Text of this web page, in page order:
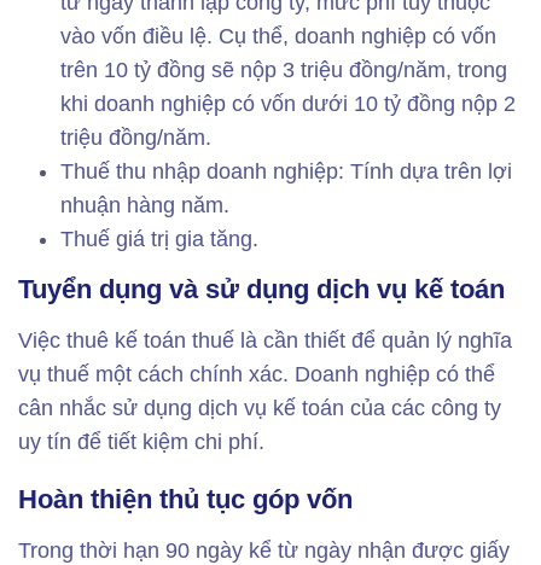
vào vốn điều lệ. Cụ thể, doanh nghiệp có vốn
trên 10 tỷ đồng sẽ nộp 3 triệu đồng/năm, trong
khi doanh nghiệp có vốn dưới 10 tỷ đồng nộp 2
triệu đồng/năm.
Thuế thu nhập doanh nghiệp: Tính dựa trên lợi
nhuận hàng năm.
Thuế giá trị gia tăng.
Tuyển dụng và sử dụng dịch vụ kế toán
Việc thuê kế toán thuế là cần thiết để quản lý nghĩa
vụ thuế một cách chính xác. Doanh nghiệp có thể
cân nhắc sử dụng dịch vụ kế toán của các công ty
uy tín để tiết kiệm chi phí.
Hoàn thiện thủ tục góp vốn
Trong thời hạn 90 ngày kể từ ngày nhận được giấy